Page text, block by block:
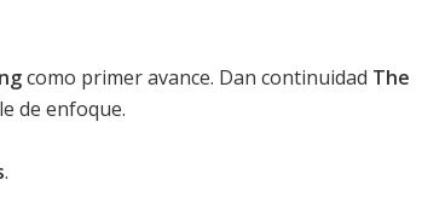
como primer avance. Dan continuidad The
de enfoque.
.